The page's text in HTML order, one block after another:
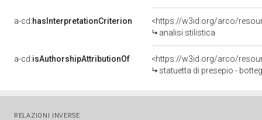
a-cd:hasInterpretationCriterion
<https://w3id.org/arco/
analisi stilistica
a-cd:isAuthorshipAttributionOf
<https://w3id.org/arco/
statuetta di presepio -
RELAZIONI INVERSE